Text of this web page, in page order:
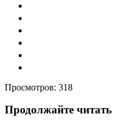
Просмотров: 318
Продолжайте читать